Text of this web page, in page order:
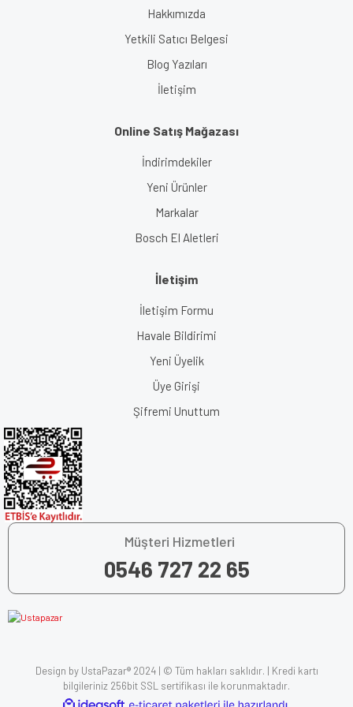
Hakkımızda
Yetkili Satıcı Belgesi
Blog Yazıları
İletişim
Online Satış Mağazası
İndirimdekiler
Yeni Ürünler
Markalar
Bosch El Aletleri
İletişim
İletişim Formu
Havale Bildirimi
Yeni Üyelik
Üye Girişi
Şifremi Unuttum
Müşteri Hizmetleri
0546 727 22 65
Design by UstaPazar® 2024 | © Tüm hakları saklıdır. | Kredi kartı
bilgileriniz 256bit SSL sertifikası ile korunmaktadır.